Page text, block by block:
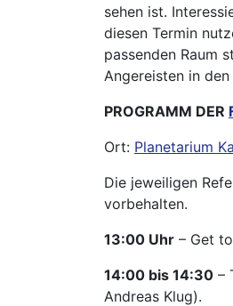
sehen ist.
diesen Termin
passenden Raum
Angereisten in den
PROGRAMM DER
Ort: Planetarium
Die jeweiligen
vorbehalten.
13:00 Uhr – Get
14:00 bis 14:30 –
Andreas Klug).